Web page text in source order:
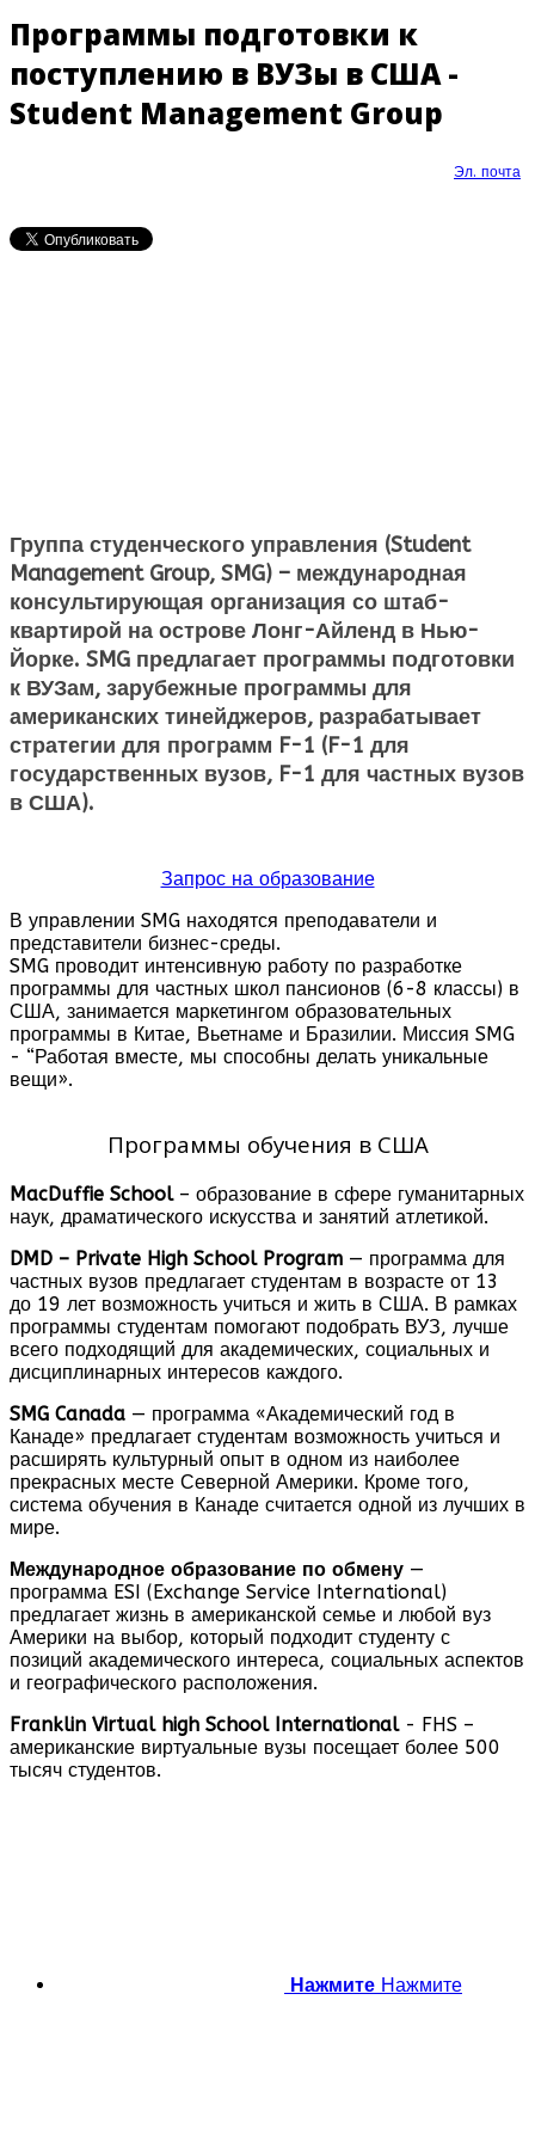
Программы подготовки к
поступлению в ВУЗы в США -
Student Management Group
Эл. почта
Группа студенческого управления (Student
Management Group, SMG) – международная
консультирующая организация со штаб-
квартирой на острове Лонг-Айленд в Нью-
Йорке. SMG предлагает программы подготовки
к ВУЗам, зарубежные программы для
американских тинейджеров, разрабатывает
стратегии для программ F-1 (F-1 для
государственных вузов, F-1 для частных вузов
в США).
Запрос на образование
В управлении SMG находятся преподаватели и
представители бизнес-среды.
SMG проводит интенсивную работу по разработке
программы для частных школ пансионов (6-8 классы) в
США, занимается маркетингом образовательных
программы в Китае, Вьетнаме и Бразилии. Миссия SMG
- “Работая вместе, мы способны делать уникальные
вещи».
Программы обучения в США
MacDuffie School– образование в сфере гуманитарных
наук, драматического искусства и занятий атлетикой.
DMD – Private High School Program — программа для
частных вузов предлагает студентам в возрасте от 13
до 19 лет возможность учиться и жить в США. В рамках
программы студентам помогают подобрать ВУЗ, лучше
всего подходящий для академических, социальных и
дисциплинарных интересов каждого.
SMG Canada — программа «Академический год в
Канаде» предлагает студентам возможность учиться и
расширять культурный опыт в одном из наиболее
прекрасных месте Северной Америки. Кроме того,
система обучения в Канаде считается одной из лучших в
мире.
Международное образование по обмену —
программа ESI (Exchange Service International)
предлагает жизнь в американской семье и любой вуз
Америки на выбор, который подходит студенту с
позиций академического интереса, социальных аспектов
и географического расположения.
Franklin Virtual high School International- FHS –
американские виртуальные вузы посещает более 500
тысяч студентов.
Нажмите Нажмите